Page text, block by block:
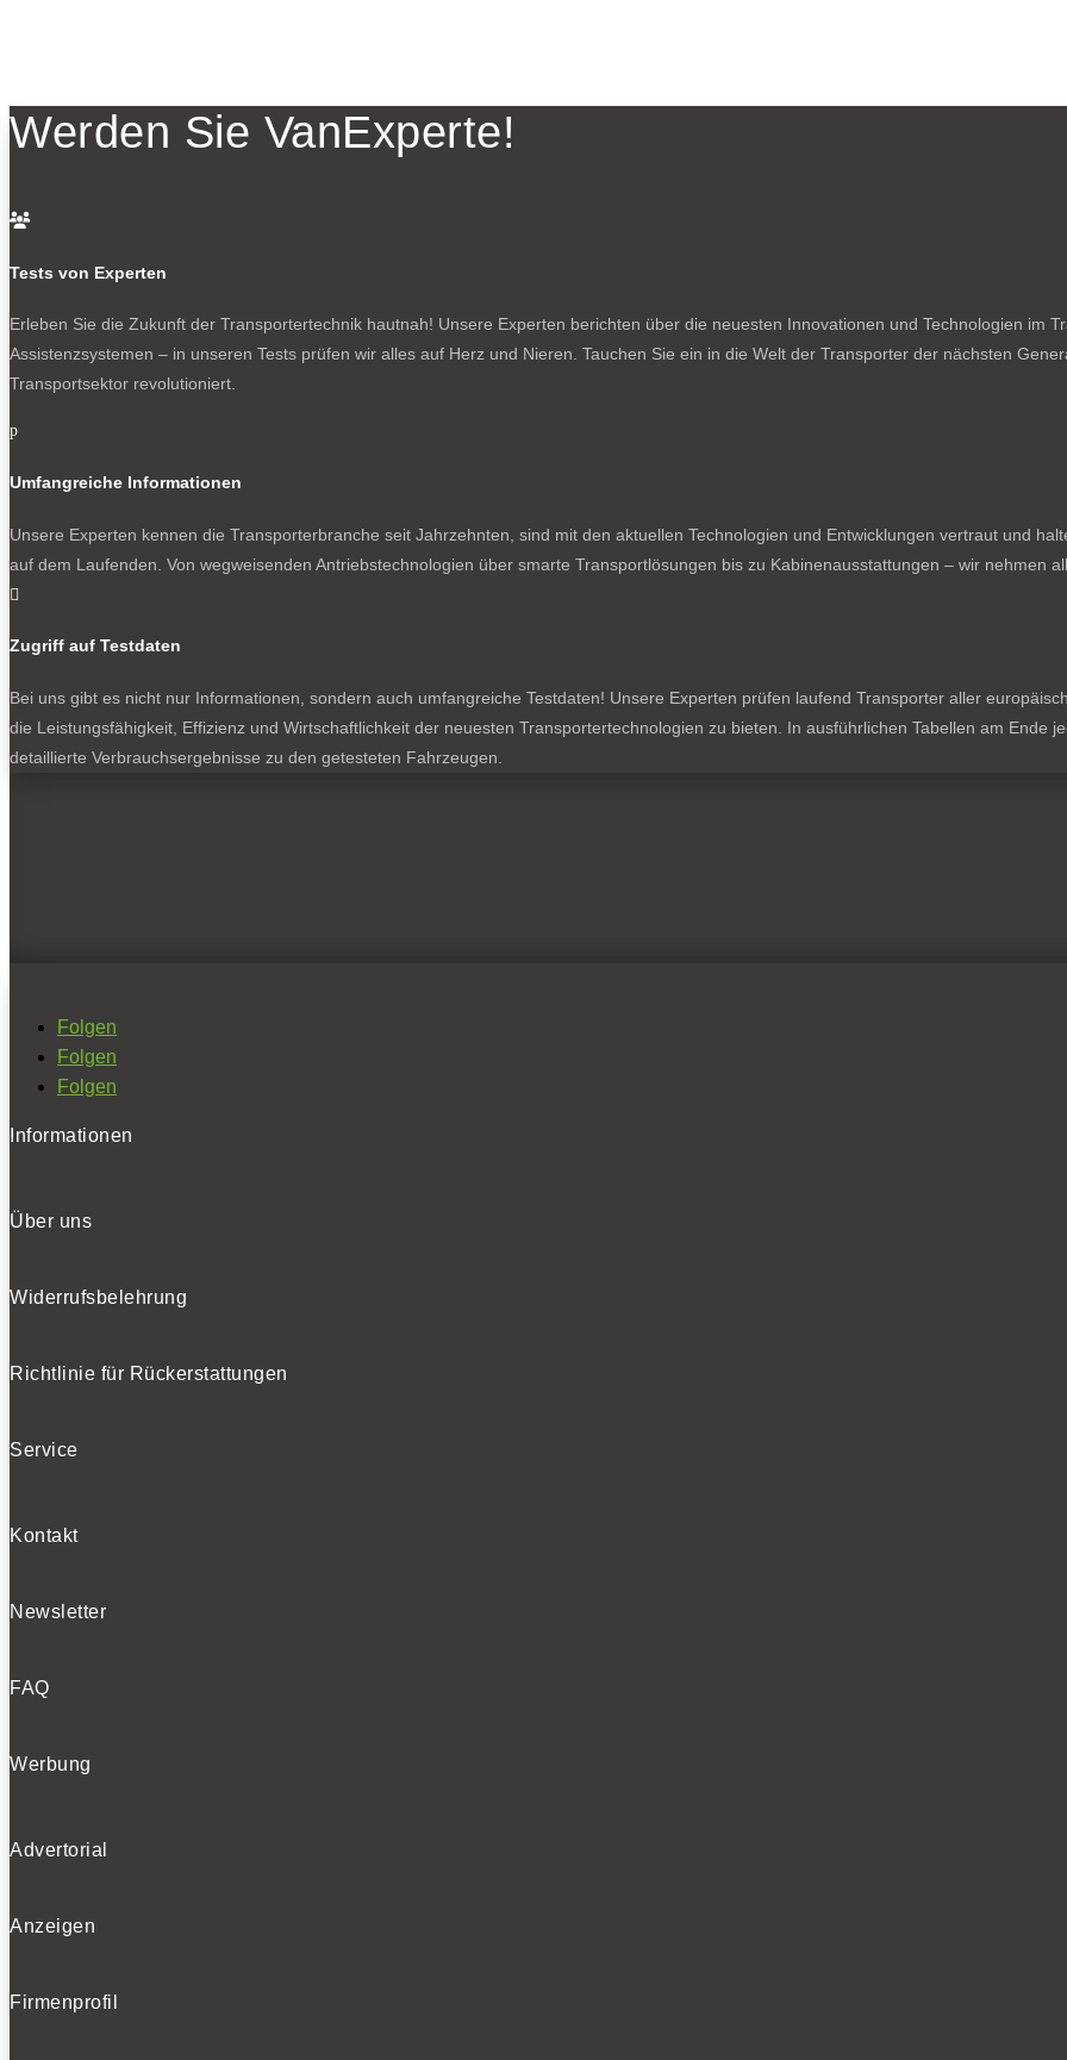
Werden Sie VanExperte!

Tests von Experten
Erleben Sie die Zukunft der Transportertechnik hautnah! Unsere Experten berichten über die neuesten Innovationen und Technologien im
Assistenzsystemen – in unseren Tests prüfen wir alles auf Herz und Nieren. Tauchen Sie ein in die Welt der Transporter der nächsten
Transportsektor revolutioniert.
p
Umfangreiche Informationen
Unsere Experten kennen die Transporterbranche seit Jahrzehnten, sind mit den aktuellen Technologien und Entwicklungen vertraut und
auf dem Laufenden. Von wegweisenden Antriebstechnologien über smarte Transportlösungen bis zu Kabinenausstattungen – wir nehmen

Zugriff auf Testdaten
Bei uns gibt es nicht nur Informationen, sondern auch umfangreiche Testdaten! Unsere Experten prüfen laufend Transporter aller
die Leistungsfähigkeit, Effizienz und Wirtschaftlichkeit der neuesten Transportertechnologien zu bieten. In ausführlichen Tabellen am Ende
detaillierte Verbrauchsergebnisse zu den getesteten Fahrzeugen.
Folgen
Folgen
Folgen
Informationen
Über uns
Widerrufsbelehrung
Richtlinie für Rückerstattungen
Service
Kontakt
Newsletter
FAQ
Werbung
Advertorial
Anzeigen
Firmenprofil